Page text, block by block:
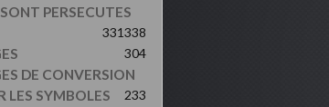
PERSECUTES
338
331
304
DE CONVERSION
233
LES SYMBOLES